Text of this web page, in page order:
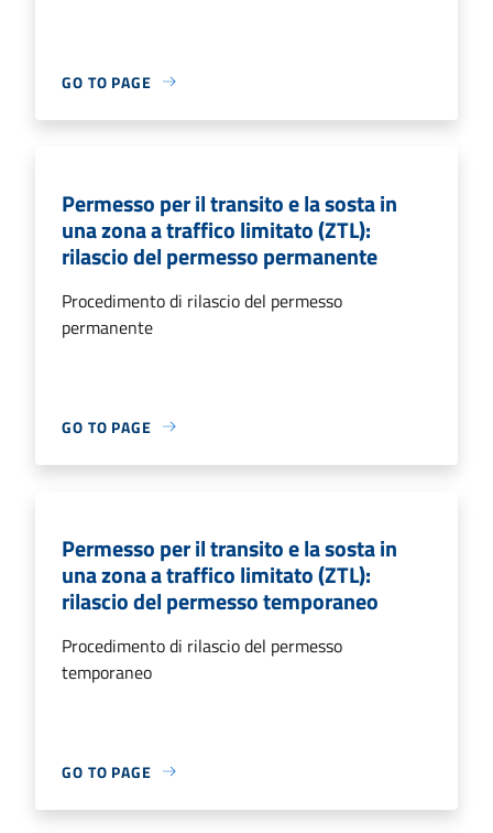
GO TO PAGE
Permesso per il transito e la sosta in
una zona a traffico limitato (ZTL):
rilascio del permesso permanente
Procedimento di rilascio del permesso
permanente
GO TO PAGE
Permesso per il transito e la sosta in
una zona a traffico limitato (ZTL):
rilascio del permesso temporaneo
Procedimento di rilascio del permesso
temporaneo
GO TO PAGE